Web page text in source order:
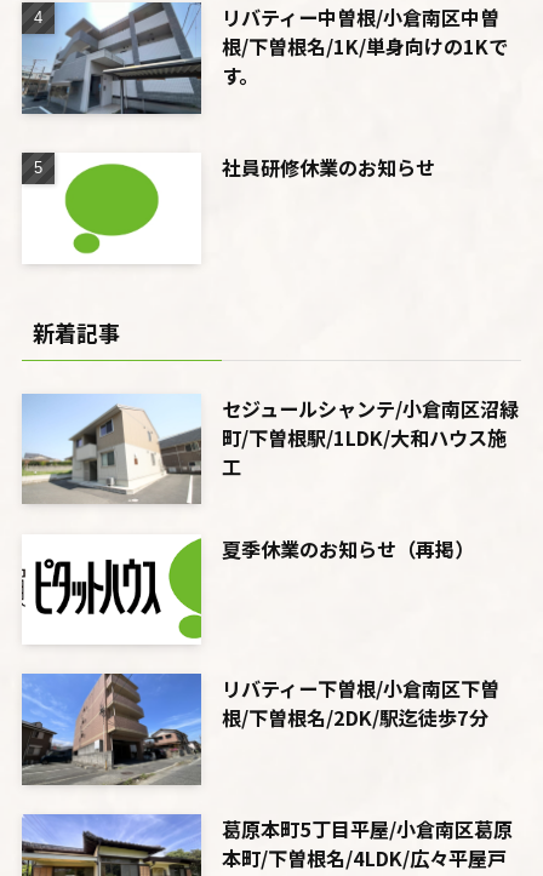
リバティー中曽根/小倉南区中曽
根/下曽根名/1K/単身向けの1Kで
す。
社員研修休業のお知らせ
新着記事
セジュールシャンテ/小倉南区沼緑
町/下曽根駅/1LDK/大和ハウス施
工
夏季休業のお知らせ（再掲）
リバティー下曽根/小倉南区下曽
根/下曽根名/2DK/駅迄徒歩7分
葛原本町5丁目平屋/小倉南区葛原
本町/下曽根名/4LDK/広々平屋戸